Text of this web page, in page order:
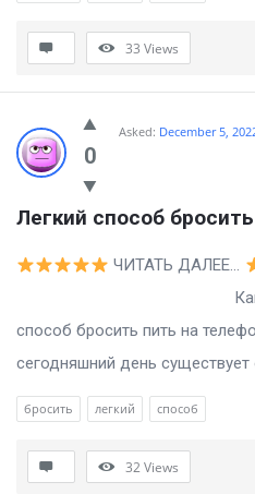
33 Views
0
Asked: December 5,
Легкий способ
ЧИТАТЬ ДАЛЕЕ…
Как бросить
способ бросить пить на
сегодняшний день существует
бросить легкий способ
32Views